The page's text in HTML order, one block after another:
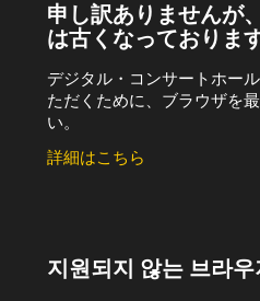
申し訳ありませんが
は古くなっておりま
デジタル・コンサートホー
ただくために、ブラウザを
い。
詳細はこちら
지원되지 않는 브라